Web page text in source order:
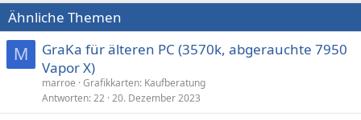
Ähnliche Themen
M
GraKa für älteren PC (3570k, abgerauchte 7950
Vapor X)
marroe Grafikkarten: Kaufberatung
Antworten 22 20. Dezember 2023